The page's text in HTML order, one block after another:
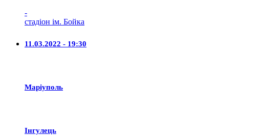
-
стадіон ім. Бойка
11.03.2022 - 19:30
Маріуполь
Iнгулець